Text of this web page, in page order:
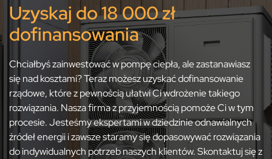
Uzyskaj do 18 000 zł
dofinansowania
Chciałbyś zainwestować w pompę ciepła, ale zastanawiasz
się nad kosztami? Teraz możesz uzyskać dofinansowanie
rządowe, które z pewnością ułatwi Ci wdrożenie takiego
rozwiązania. Nasza firma z przyjemnością pomoże Ci w tym
procesie. Jesteśmy ekspertami w dziedzinie odnawialnych
źródeł energii i zawsze staramy się dopasowywać rozwiązania
do indywidualnych potrzeb naszych klientów. Skontaktuj się z